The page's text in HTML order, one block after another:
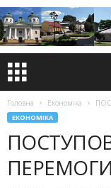
Головна Економіка
ЕКОНОМІКА
ПЕРЕМОГИ